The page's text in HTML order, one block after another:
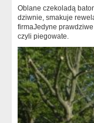
Oblane czekoladą
dziwnie, smakuje
firmaJedyne
czyli piegowate.